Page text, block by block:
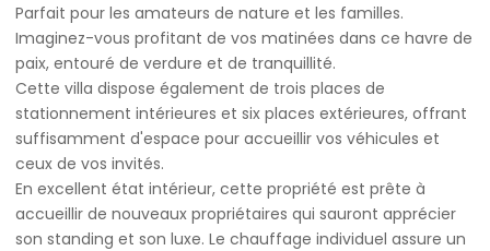
Parfait pour les amateurs de nature et les familles.
Imaginez-vous profitant de vos matinées dans ce havre de
paix, entouré de verdure et de tranquillité.
Cette villa dispose également de trois places de
stationnement intérieures et six places extérieures, offrant
suffisamment d'espace pour accueillir vos véhicules et
ceux de vos invités.
En excellent état intérieur, cette propriété est prête à
accueillir de nouveaux propriétaires qui sauront apprécier
son standing et son luxe. Le chauffage individuel assure un